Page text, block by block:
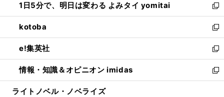
で
開
く
ド
ウ
で
開
く
ィ
ン
ド
ウ
で
開
く
い
ウ
ィ
ン
ド
ウ
で
開
1日5分で、明日は変わる よみタイ yomitai
新
し
い
ウ
ィ
ン
ド
ウ
kotoba
新
し
い
ウ
ィ
ン
e!集英社
新
し
い
ウ
情報・知識＆オピニオン imidas
新
し
ライトノベル・ノベライズ